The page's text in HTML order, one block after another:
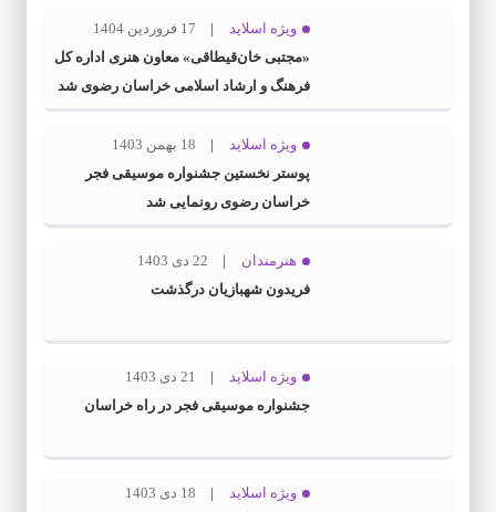
ویژه اسلاید
17 فروردین 1404
«مجتبی خان‌قیطاقی» معاون هنری اداره کل
فرهنگ و ارشاد اسلامی خراسان رضوی شد
ویژه اسلاید
18 بهمن 1403
پوستر نخستین جشنواره موسیقی فجر
خراسان رضوی رونمایی شد
هنرمندان
22 دی 1403
فریدون شهبازیان درگذشت
ویژه اسلاید
21 دی 1403
جشنواره موسیقی فجر در راه خراسان
ویژه اسلاید
18 دی 1403